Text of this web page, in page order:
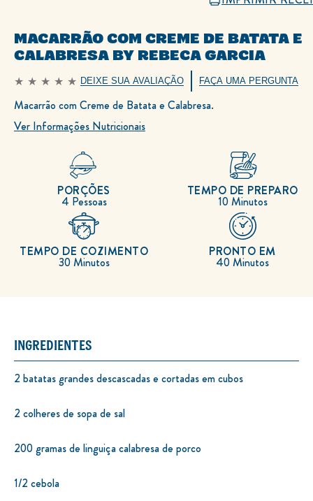
MACARRÃO COM CREME DE BATATA E
CALABRESA BY REBECA GARCIA
Nenhuma
enviada
para
este
recipe
DEIXE SUA AVALIAÇÃO FAÇA UMA PERGUNTA
Macarrão com Creme de Batata e Calabresa.
Ver Informações Nutricionais
4 Pessoas
PORÇÕES
10 Minutos
TEMPO DE PREPARO
30 Minutos
TEMPO DE COZIMENTO
40 Minutos
PRONTO EM
INGREDIENTES
2 batatas grandes descascadas e cortadas em cubos
2 colheres de sopa de sal
200 gramas de linguiça calabresa de porco
1/2 cebola